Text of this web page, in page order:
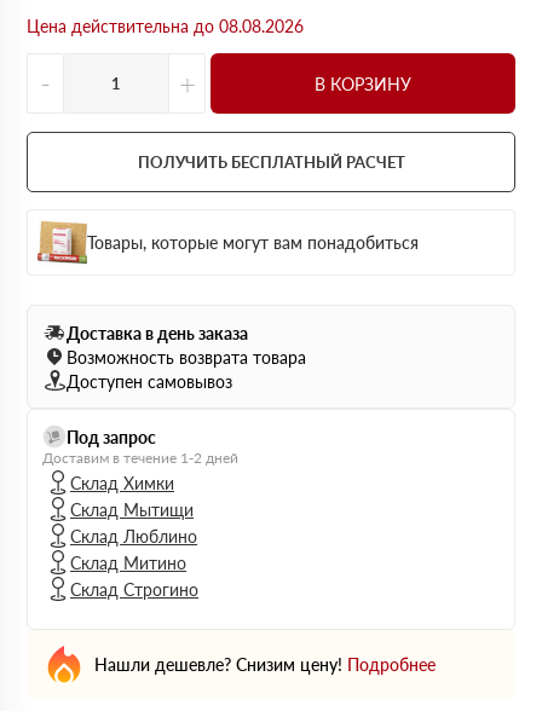
Цена действительна до 08.08.2026
- + В КОРЗИНУ
ПОЛУЧИТЬ БЕСПЛАТНЫЙ РАСЧЕТ
Товары, которые могут вам понадобиться
Доставка в день заказа
Возможность возврата товара
Доступен самовывоз
Под запрос
Доставим в течение 1-2 дней
Склад Химки
Склад Мытищи
Склад Люблино
Склад Митино
Склад Строгино
Нашли дешевле? Снизим цену! Подробнее